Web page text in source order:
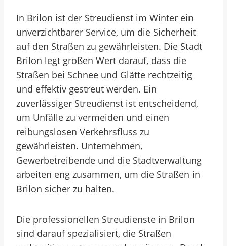
In Brilon ist der Streudienst im Winter ein
unverzichtbarer Service, um die Sicherheit
auf den Straßen zu gewährleisten. Die Stadt
Brilon legt großen Wert darauf, dass die
Straßen bei Schnee und Glätte rechtzeitig
und effektiv gestreut werden. Ein
zuverlässiger Streudienst ist entscheidend,
um Unfälle zu vermeiden und einen
reibungslosen Verkehrsfluss zu
gewährleisten. Unternehmen,
Gewerbetreibende und die Stadtverwaltung
arbeiten eng zusammen, um die Straßen in
Brilon sicher zu halten.
Die professionellen Streudienste in Brilon
sind darauf spezialisiert, die Straßen